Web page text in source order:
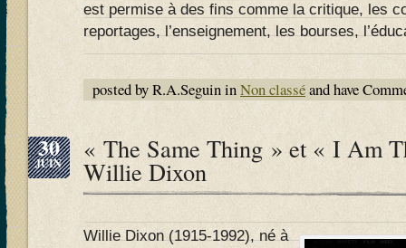
est permise à des fins comme la critique, les
reportages, l’enseignement, les bourses,
posted by R.A.Seguin inNon classéand have
30
JUIN « The Same Thing » et « I Am
Willie Dixon
Willie Dixon (1915-1992), né à